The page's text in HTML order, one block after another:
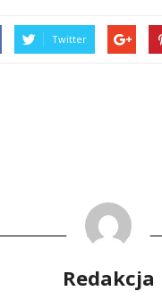
Twitter
Redakcja